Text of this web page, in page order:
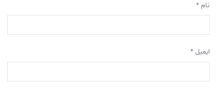
نام *
ایمیل *